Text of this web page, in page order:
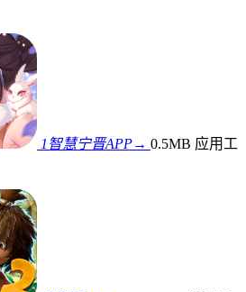
1智慧宁晋APP→ 0.5MB 应用工